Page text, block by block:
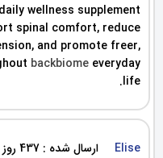
wellness supplement
spinal comfort, reduce
and promote freer,
backbiome everyday
life.
Elise ارسال شده : 437 روز پیش